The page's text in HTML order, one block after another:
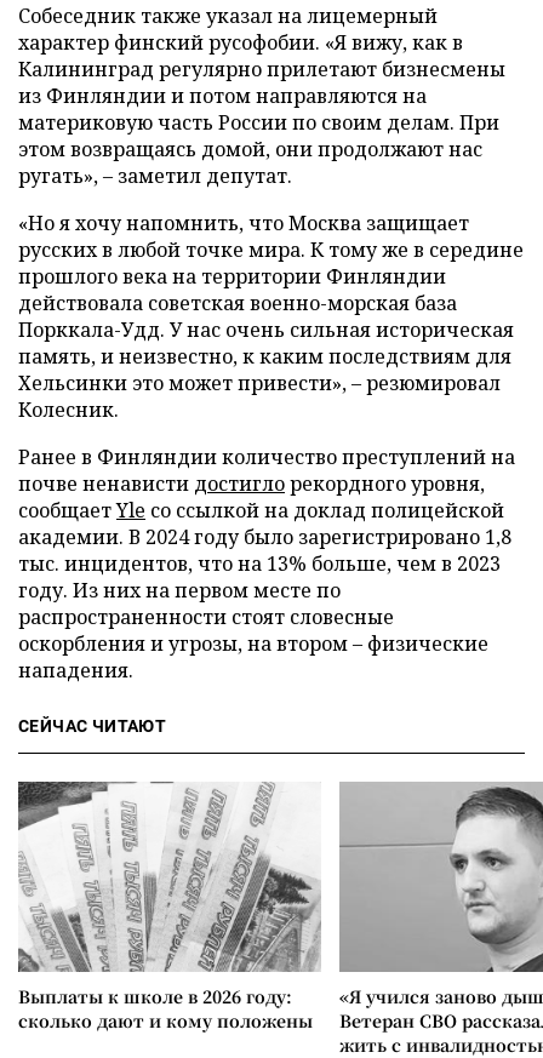
Собеседник также указал на лицемерный
характер финский русофобии. «Я вижу, как в
Калининград регулярно прилетают бизнесмены
из Финляндии и потом направляются на
материковую часть России по своим делам. При
этом возвращаясь домой, они продолжают нас
ругать», – заметил депутат.
«Но я хочу напомнить, что Москва защищает
русских в любой точке мира. К тому же в середине
прошлого века на территории Финляндии
действовала советская военно-морская база
Порккала-Удд. У нас очень сильная историческая
память, и неизвестно, к каким последствиям для
Хельсинки это может привести», – резюмировал
Колесник.
Ранее в Финляндии количество преступлений на
почве ненависти достиглорекордного уровня,
сообщаетYle со ссылкой на доклад полицейской
академии. В 2024 году было зарегистрировано 1,8
тыс. инцидентов, что на 13% больше, чем в 2023
году. Из них на первом месте по
распространенности стоят словесные
оскорбления и угрозы, на втором – физические
нападения.
СЕЙЧАС ЧИТАЮТ
Выплаты к школе в 2026 году:
сколько дают и кому положены
«Я учился заново
Ветеран СВО
жить с